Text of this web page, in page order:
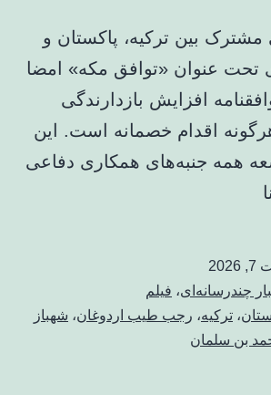
مشترک بین ترکیه، پاکستان و
تحت عنوان «توافق مکه» امضا
افزایش بازدارندگی
اقدام خصمانه است. این
همه جنبه‌های همکاری دفاعی
چندرسانه‌ای، فیلم
، ترکیه، رجب طیب اردوغان، شهباز
بن سلمان